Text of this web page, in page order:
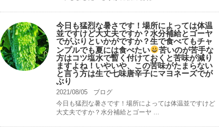
今日も猛烈な暑さです！場所によっては体温
並ですけど大丈夫ですか？水分補給とゴーヤ
でがぶりといかがですか？生で食べてもチャ
ンプルでも夏には食べたい
苦いのが苦手な
方はコツ塩水で暫く付けておくと苦味が減り
ますよね！いやいや、この苦味がたまらない
と言う方は生で七味唐辛子にマヨネーズでが
ぶり
2021/08/05
ブログ
今日も猛烈な暑さです！場所によっては体温並ですけど
大丈夫ですか？水分補給とゴーヤ ...